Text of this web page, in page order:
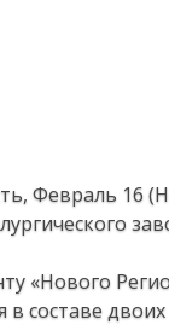
Февраль 16
«Нового
в составе